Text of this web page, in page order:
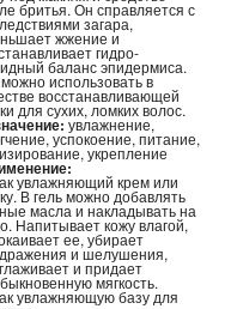
ЭПИЛЯЦИИ
бритья. Он справляется с
загара,
жжение и
гидро-
баланс эпидермиса.
можно использовать в
восстанавливающей
для сухих, ломких волос.
увлажнение,
успокоение, питание,
укрепление
увлажняющий крем или
В гель можно добавлять
масла и накладывать на
Напитывает кожу влагой,
ее, убирает
и шелушения,
и придает
мягкость.
увлажняющую базу для